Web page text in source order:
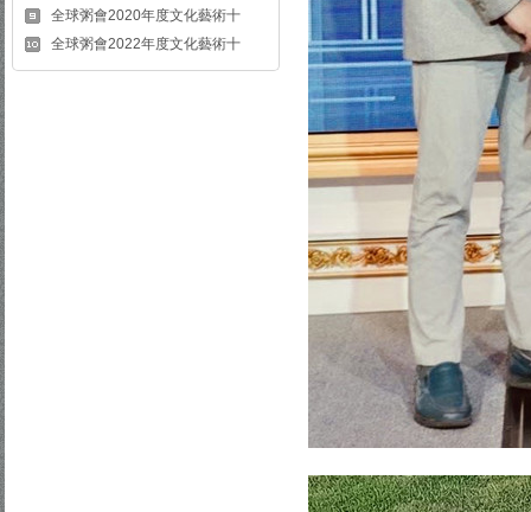
全球粥會2020年度文化藝術十
全球粥會2022年度文化藝術十